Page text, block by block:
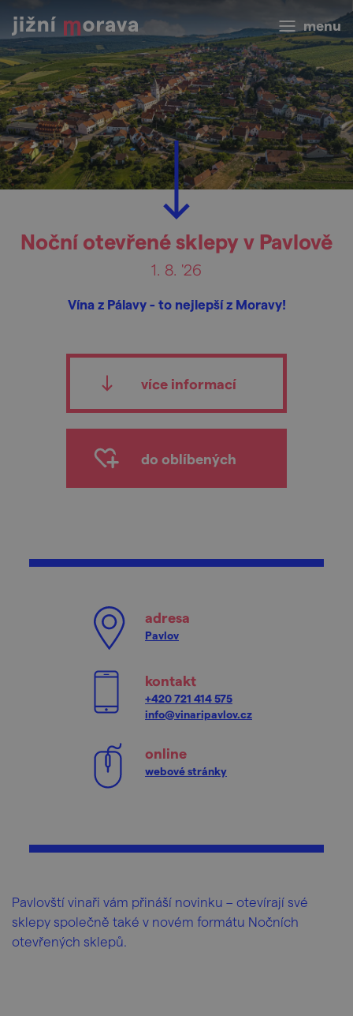
menu
Noční otevřené sklepy v Pavlově
1. 8. '26
Vína z Pálavy - to nejlepší z Moravy!
více informací
do oblíbených
adresa
Pavlov
kontakt
+420 721 414 575
info@vinaripavlov.cz
online
webové stránky
Pavlovští vinaři vám přináší novinku – otevírají své
sklepy společně také v novém formátu Nočních
otevřených sklepů.